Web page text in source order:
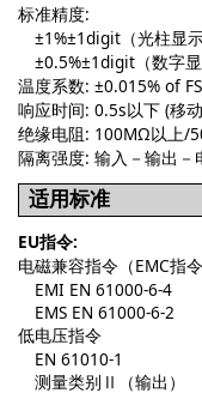
标准精度:
±1%±1digit（光柱显示
±0.5%±1digit（数字显
温度系数: ±0.015% of
响应时间: 0.5s以下 (移
绝缘电阻: 100MΩ以上/
隔离强度: 输入－输出
适用标准
EU指令:
电磁兼容指令（EMC指令
EMI EN 61000-6-4
EMS EN 61000-6-2
低电压指令
EN 61010-1
测量类别Ⅱ（输出）